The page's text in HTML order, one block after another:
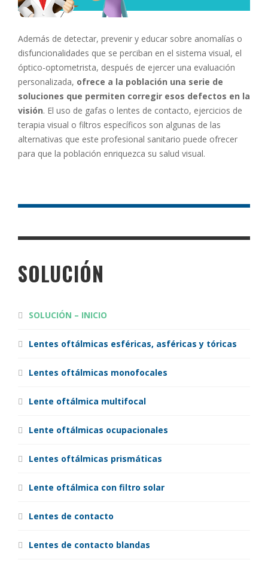
Además de detectar, prevenir y educar sobre anomalías o
disfuncionalidades que se perciban en el sistema visual, el
óptico-optometrista, después de ejercer una evaluación
personalizada, ofrece a la población una serie de
soluciones que permiten corregir esos defectos en la
visión. El uso de gafas o lentes de contacto, ejercicios de
terapia visual o filtros específicos son algunas de las
alternativas que este profesional sanitario puede ofrecer
para que la población enriquezca su salud visual.
SOLUCIÓN
SOLUCIÓN – INICIO
Lentes oftálmicas esféricas, asféricas y tóricas
Lentes oftálmicas monofocales
Lente oftálmica multifocal
Lente oftálmicas ocupacionales
Lentes oftálmicas prismáticas
Lente oftálmica con filtro solar
Lentes de contacto
Lentes de contacto blandas